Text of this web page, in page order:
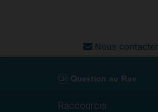
Nous contacter
Raccourcis